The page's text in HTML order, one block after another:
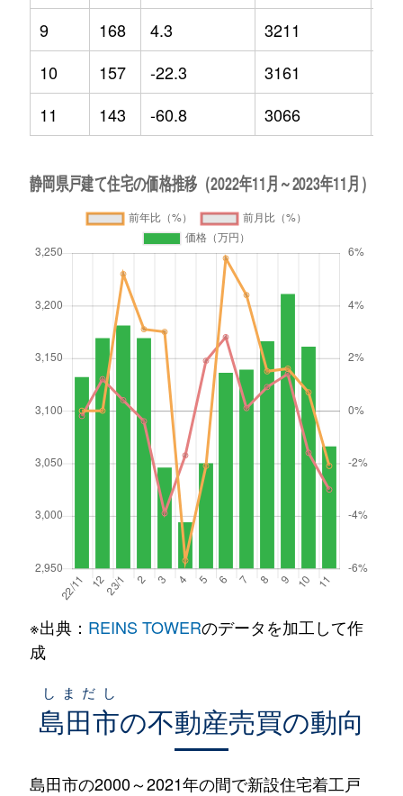
9
168 4.3 3211
10
157 -22.3 3161
11
143 -60.8 3066
※出典： REINS TOWERのデータを加工して作
成
島田市
しまだし
の不動産売買の動向
島田市の2000～2021年の間で新設住宅着工戸